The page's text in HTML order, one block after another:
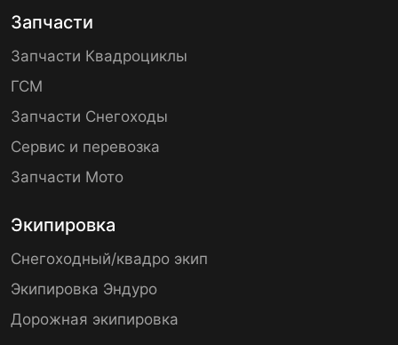
Запчасти
Запчасти Квадроциклы
ГСМ
Запчасти Снегоходы
Сервис и перевозка
Запчасти Мото
Экипировка
Снегоходный/квадро экип
Экипировка Эндуро
Дорожная экипировка